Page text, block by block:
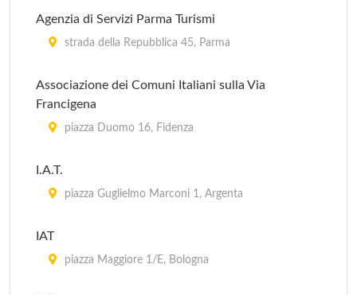
Agenzia di Servizi Parma Turismi
strada della Repubblica 45, Parma
Associazione dei Comuni Italiani sulla Via
Francigena
piazza Duomo 16, Fidenza
I.A.T.
piazza Guglielmo Marconi 1, Argenta
IAT
piazza Maggiore 1/E, Bologna